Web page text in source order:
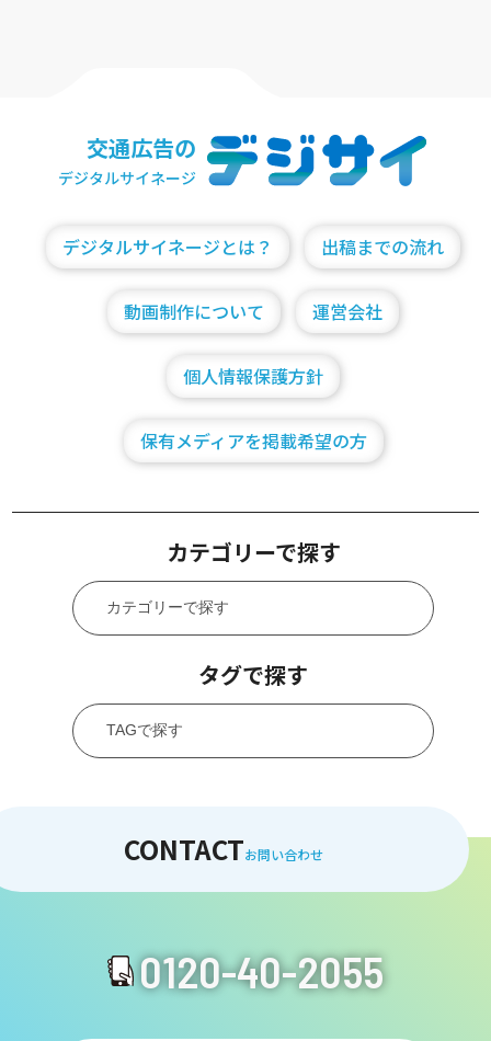
交通広告の
デジタルサイネージ
デジタルサイネージとは？ 出稿までの流れ
動画制作について 運営会社
個人情報保護方針
保有メディアを掲載希望の方
カテゴリーで探す
タグで探す
CONTACTお問い合わせ
0120-40-2055